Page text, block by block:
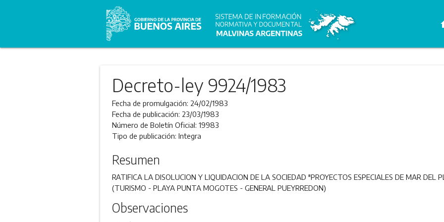
Decreto-ley 9924/1983
Fecha de promulgación: 24/02/1983
Fecha de publicación: 23/03/1983
Número de Boletín Oficial: 19983
Tipo de publicación: Integra
Resumen
RATIFICA LA DISOLUCION Y LIQUIDACION DE LA SOCIEDAD "PROYECTOS ESPECIALES DE MAR DEL
(TURISMO - PLAYA PUNTA MOGOTES - GENERAL PUEYRREDON)
Observaciones